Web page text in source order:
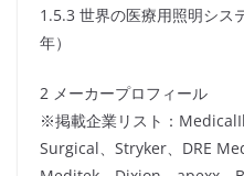
1.5.3 世界の医療用照明シス
年）
2 メーカープロフィール
※掲載企業リスト：
Surgical、Stryker、DRE